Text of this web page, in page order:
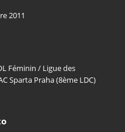
2011
Féminin / Ligue des
Sparta Praha (8ème LDC)